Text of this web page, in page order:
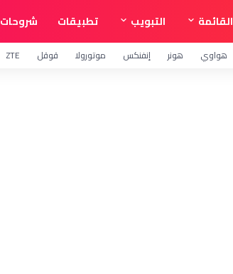
القائمة التبويب تطبيقات شروحات
هواوي هونر إنفنكس موتورولا قوقل ZTE